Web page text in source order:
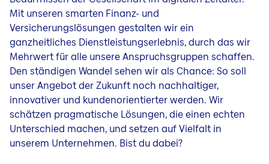
Mit unseren smarten Finanz- und
Versicherungslösungen gestalten wir ein
ganzheitliches Dienstleistungserlebnis, durch das wir
Mehrwert für alle unsere Anspruchsgruppen schaffen.
Den ständigen Wandel sehen wir als Chance: So soll
unser Angebot der Zukunft noch nachhaltiger,
innovativer und kundenorientierter werden. Wir
schätzen pragmatische Lösungen, die einen echten
Unterschied machen, und setzen auf Vielfalt in
unserem Unternehmen. Bist du dabei?